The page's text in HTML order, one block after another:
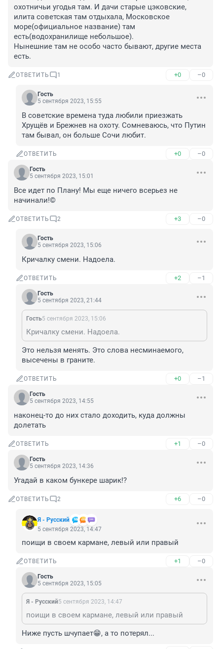
охотничьи угодья там. И дачи старые цэковские,
илита советская там отдыхала, Московское
море(официальное название) там
есть(водохранилище небольшое).
Нынешние там не особо часто бывают, другие места
есть.
ОТВЕТИТЬ 1 +0 –0
Гость
5 сентября 2023, 15:55
В советские времена туда любили приезжать
Хрущёв и Брежнев на охоту. Сомневаюсь, что Путин
там бывал, он больше Сочи любит.
ОТВЕТИТЬ +0 –0
Гость
5 сентября 2023, 15:01
Все идет по Плану! Мы еще ничего всерьез не
начинали!©
ОТВЕТИТЬ 2 +3 –0
Гость
5 сентября 2023, 15:06
Кричалку смени. Надоела.
ОТВЕТИТЬ +2 –1
Гость
5 сентября 2023, 21:44
Гость5 сентября 2023, 15:06
Кричалку смени. Надоела.
Это нельзя менять. Это слова несминаемого,
высечены в граните.
ОТВЕТИТЬ +0 –1
Гость
5 сентября 2023, 14:55
наконец-то до них стало доходить, куда должны
долетать
ОТВЕТИТЬ +1 –0
Гость
5 сентября 2023, 14:36
Угадай в каком бункере шарик!?
ОТВЕТИТЬ 2 +6 –0
Я - Русский
5 сентября 2023, 14:47
поищи в своем кармане, левый или правый
ОТВЕТИТЬ +1 –0
Гость
5 сентября 2023, 15:05
Я - Русский5 сентября 2023, 14:47
поищи в своем кармане, левый или правый
Ниже пусть шчупает😁, а то потерял...